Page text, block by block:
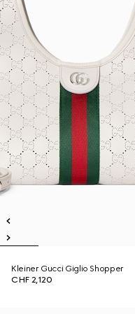
Kleiner Gucci Giglio Shopper
CHF 2,120